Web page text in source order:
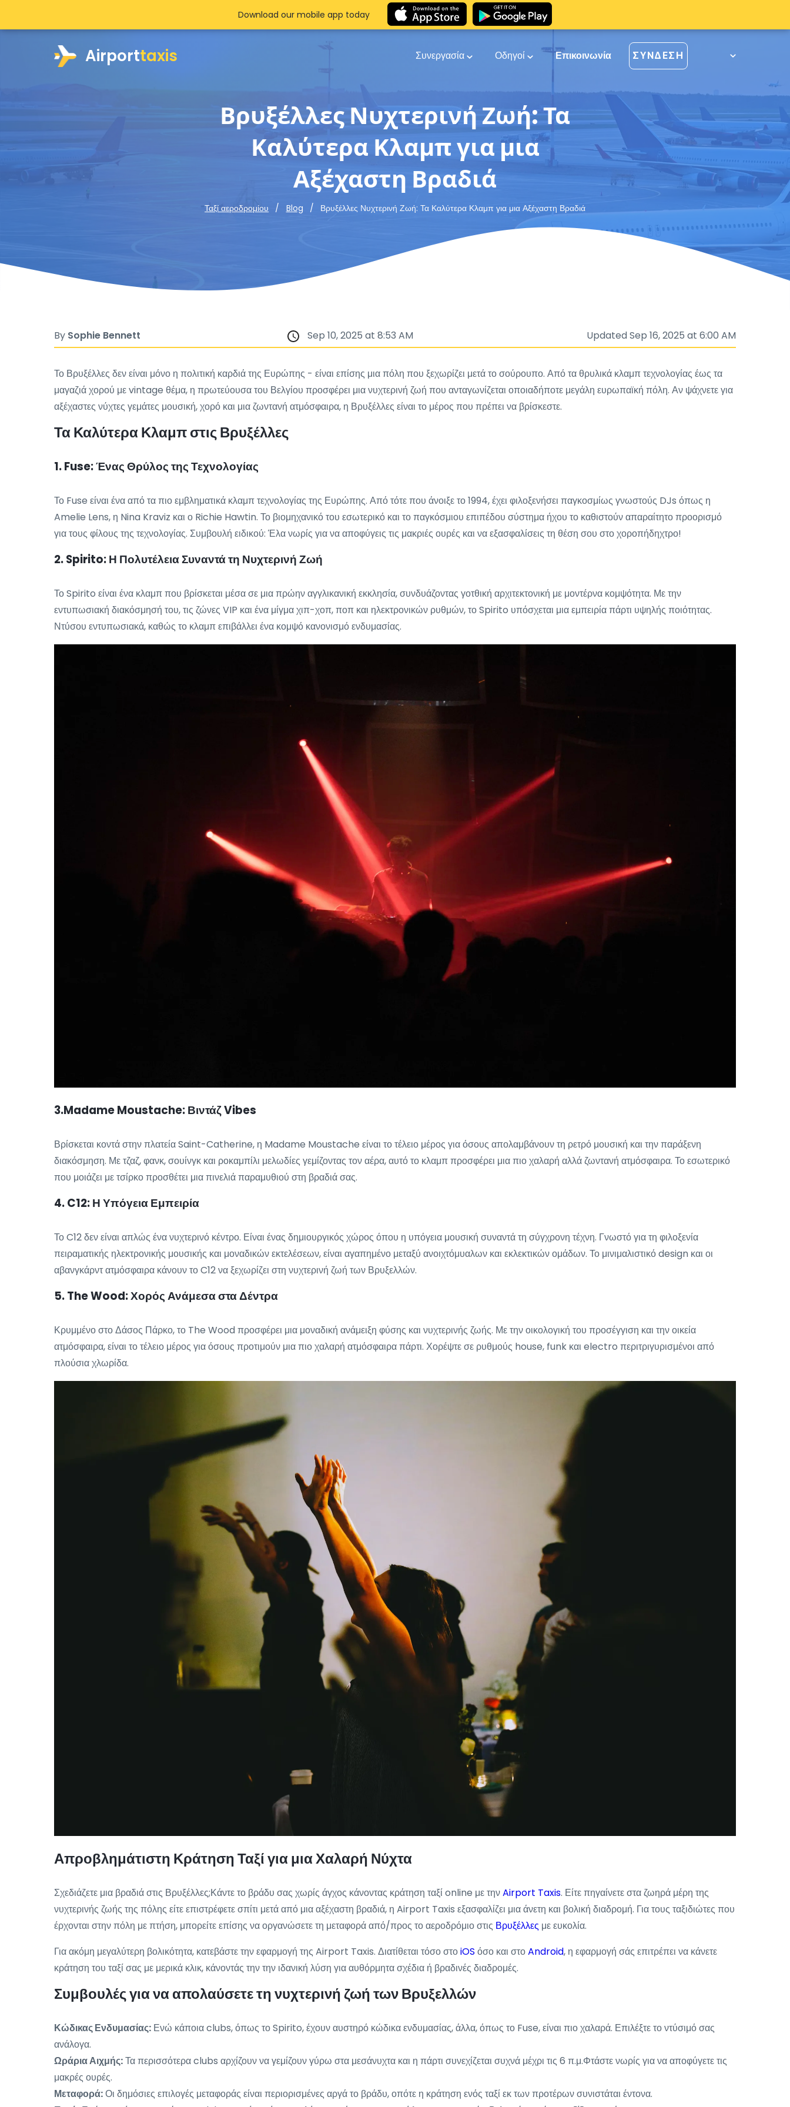
Airporttaxis Συνεργασία Οδηγοί Επικοινωνία ΣΎΝΔΕΣΗ
Βρυξέλλες Νυχτερινή Ζωή: Τα
Καλύτερα Κλαμπ για μια
Αξέχαστη Βραδιά
Ταξί αεροδρομίου Blog Βρυξέλλες Νυχτερινή Ζωή: Τα Καλύτερα Κλαμπ για μια Αξέχαστη Βραδιά
Download our mobile app today
By Sophie Bennett Sep 10, 2025 at 8:53 AM Updated Sep 16, 2025 at 6:00 AM
Το Βρυξέλλες δεν είναι μόνο η πολιτική καρδιά της Ευρώπης - είναι επίσης μια πόλη που ξεχωρίζει μετά το σούρουπο. Από τα θρυλικά κλαμπ τεχνολογίας έως τα
μαγαζιά χορού με vintage θέμα, η πρωτεύουσα του Βελγίου προσφέρει μια νυχτερινή ζωή που ανταγωνίζεται οποιαδήποτε μεγάλη ευρωπαϊκή πόλη. Αν ψάχνετε για
αξέχαστες νύχτες γεμάτες μουσική, χορό και μια ζωντανή ατμόσφαιρα, η Βρυξέλλες είναι το μέρος που πρέπει να βρίσκεστε.
Τα Καλύτερα Κλαμπ στις Βρυξέλλες
1. Fuse: Ένας Θρύλος της Τεχνολογίας
Το Fuse είναι ένα από τα πιο εμβληματικά κλαμπ τεχνολογίας της Ευρώπης. Από τότε που άνοιξε το 1994, έχει φιλοξενήσει παγκοσμίως γνωστούς DJs όπως η
Amelie Lens, η Nina Kraviz και ο Richie Hawtin. Το βιομηχανικό του εσωτερικό και το παγκόσμιου επιπέδου σύστημα ήχου το καθιστούν απαραίτητο προορισμό
για τους φίλους της τεχνολογίας. Συμβουλή ειδικού: Έλα νωρίς για να αποφύγεις τις μακριές ουρές και να εξασφαλίσεις τη θέση σου στο χοροπήδηχτρο!
2. Spirito: Η Πολυτέλεια Συναντά τη Νυχτερινή Ζωή
Το Spirito είναι ένα κλαμπ που βρίσκεται μέσα σε μια πρώην αγγλικανική εκκλησία, συνδυάζοντας γοτθική αρχιτεκτονική με μοντέρνα κομψότητα. Με την
εντυπωσιακή διακόσμησή του, τις ζώνες VIP και ένα μίγμα χιπ-χοπ, ποπ και ηλεκτρονικών ρυθμών, το Spirito υπόσχεται μια εμπειρία πάρτι υψηλής ποιότητας.
Ντύσου εντυπωσιακά, καθώς το κλαμπ επιβάλλει ένα κομψό κανονισμό ενδυμασίας.
3.Madame Moustache: Βιντάζ Vibes
Βρίσκεται κοντά στην πλατεία Saint-Catherine, η Madame Moustache είναι το τέλειο μέρος για όσους απολαμβάνουν τη ρετρό μουσική και την παράξενη
διακόσμηση. Με τζαζ, φανκ, σουίνγκ και ροκαμπίλι μελωδίες γεμίζοντας τον αέρα, αυτό το κλαμπ προσφέρει μια πιο χαλαρή αλλά ζωντανή ατμόσφαιρα. Το εσωτερικό
που μοιάζει με τσίρκο προσθέτει μια πινελιά παραμυθιού στη βραδιά σας.
4. C12: Η Υπόγεια Εμπειρία
Το C12 δεν είναι απλώς ένα νυχτερινό κέντρο. Είναι ένας δημιουργικός χώρος όπου η υπόγεια μουσική συναντά τη σύγχρονη τέχνη. Γνωστό για τη φιλοξενία
πειραματικής ηλεκτρονικής μουσικής και μοναδικών εκτελέσεων, είναι αγαπημένο μεταξύ ανοιχτόμυαλων και εκλεκτικών ομάδων. Το μινιμαλιστικό design και οι
αβανγκάρντ ατμόσφαιρα κάνουν το C12 να ξεχωρίζει στη νυχτερινή ζωή των Βρυξελλών.
5. The Wood: Χορός Ανάμεσα στα Δέντρα
Κρυμμένο στο Δάσος Πάρκο, το The Wood προσφέρει μια μοναδική ανάμειξη φύσης και νυχτερινής ζωής. Με την οικολογική του προσέγγιση και την οικεία
ατμόσφαιρα, είναι το τέλειο μέρος για όσους προτιμούν μια πιο χαλαρή ατμόσφαιρα πάρτι. Χορέψτε σε ρυθμούς house, funk και electro περιτριγυρισμένοι από
πλούσια χλωρίδα.
Απροβλημάτιστη Κράτηση Ταξί για μια Χαλαρή Νύχτα
Σχεδιάζετε μια βραδιά στις Βρυξέλλες;Κάντε το βράδυ σας χωρίς άγχος κάνοντας κράτηση ταξί online με τηνAirport Taxis. Είτε πηγαίνετε στα ζωηρά μέρη της
νυχτερινής ζωής της πόλης είτε επιστρέφετε σπίτι μετά από μια αξέχαστη βραδιά, η Airport Taxis εξασφαλίζει μια άνετη και βολική διαδρομή. Για τους ταξιδιώτες που
έρχονται στην πόλη με πτήση, μπορείτε επίσης να οργανώσετε τη μεταφορά από/προς το αεροδρόμιο στις Βρυξέλλες με ευκολία.
Για ακόμη μεγαλύτερη βολικότητα, κατεβάστε την εφαρμογή της Airport Taxis. Διατίθεται τόσο στοiOS όσο και στοAndroid, η εφαρμογή σάς επιτρέπει να κάνετε
κράτηση του ταξί σας με μερικά κλικ, κάνοντάς την την ιδανική λύση για αυθόρμητα σχέδια ή βραδινές διαδρομές.
Συμβουλές για να απολαύσετε τη νυχτερινή ζωή των Βρυξελλών
Κώδικας Ενδυμασίας: Ενώ κάποια clubs, όπως το Spirito, έχουν αυστηρό κώδικα ενδυμασίας, άλλα, όπως το Fuse, είναι πιο χαλαρά. Επιλέξτε το ντύσιμό σας
ανάλογα.
Ωράρια Αιχμής:Τα περισσότερα clubs αρχίζουν να γεμίζουν γύρω στα μεσάνυχτα και η πάρτι συνεχίζεται συχνά μέχρι τις 6 π.μ.Φτάστε νωρίς για να αποφύγετε τις
μακρές ουρές.
Μεταφορά:Οι δημόσιες επιλογές μεταφοράς είναι περιορισμένες αργά το βράδυ, οπότε η κράτηση ενός ταξί εκ των προτέρων συνιστάται έντονα.